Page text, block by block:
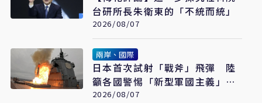
台研所長朱衛東的「不統而統」
2026/08/07
兩岸、國際
日本首次試射「戰斧」飛彈 陸
籲各國警惕「新型軍國主義」發
展
2026/08/07